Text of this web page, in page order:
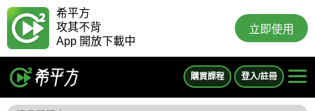
希平方
攻其不背
App 開放下載中
立即使用
購買課程 登入/註冊